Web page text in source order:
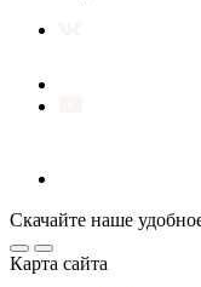
Скачайте наше
Карта сайта